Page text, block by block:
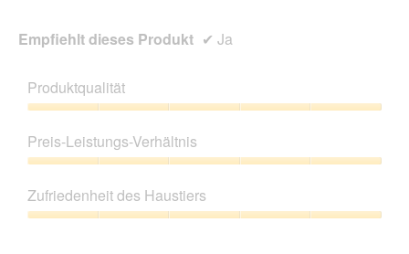
Empfiehlt dieses Produkt ✔ Ja
Produktqualität
5
von
5
Preis-Leistungs-Verhältnis
Leistungs-
Verhältnis,
5
Zufriedenheit des Haustiers